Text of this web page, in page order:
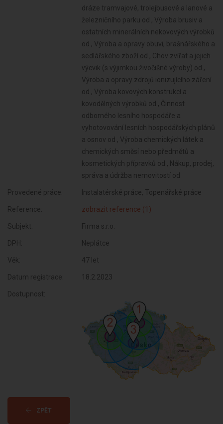
Provedené práce: Instalatérské práce, Topenářské práce
Reference: zobrazit reference (1)
Subjekt: Firma s.r.o.
DPH: Neplátce
Věk: 47 let
Datum registrace: 18.2.2023
Dostupnost:
ZPĚT